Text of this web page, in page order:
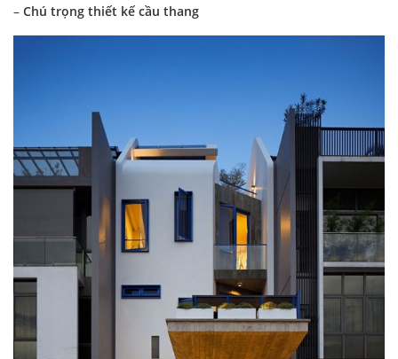
– Chú trọng thiết kế cầu thang